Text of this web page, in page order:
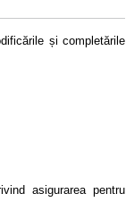
și completările
asigurarea pentru